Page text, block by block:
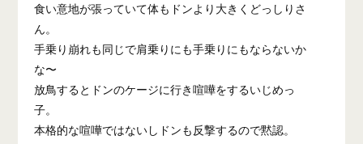
食い意地が張っていて体もドンより大きくどっしりさ
ん。
手乗り崩れも同じで肩乗りにも手乗りにもならないか
な〜
放鳥するとドンのケージに行き喧嘩をするいじめっ
子。
本格的な喧嘩ではないしドンも反撃するので黙認。